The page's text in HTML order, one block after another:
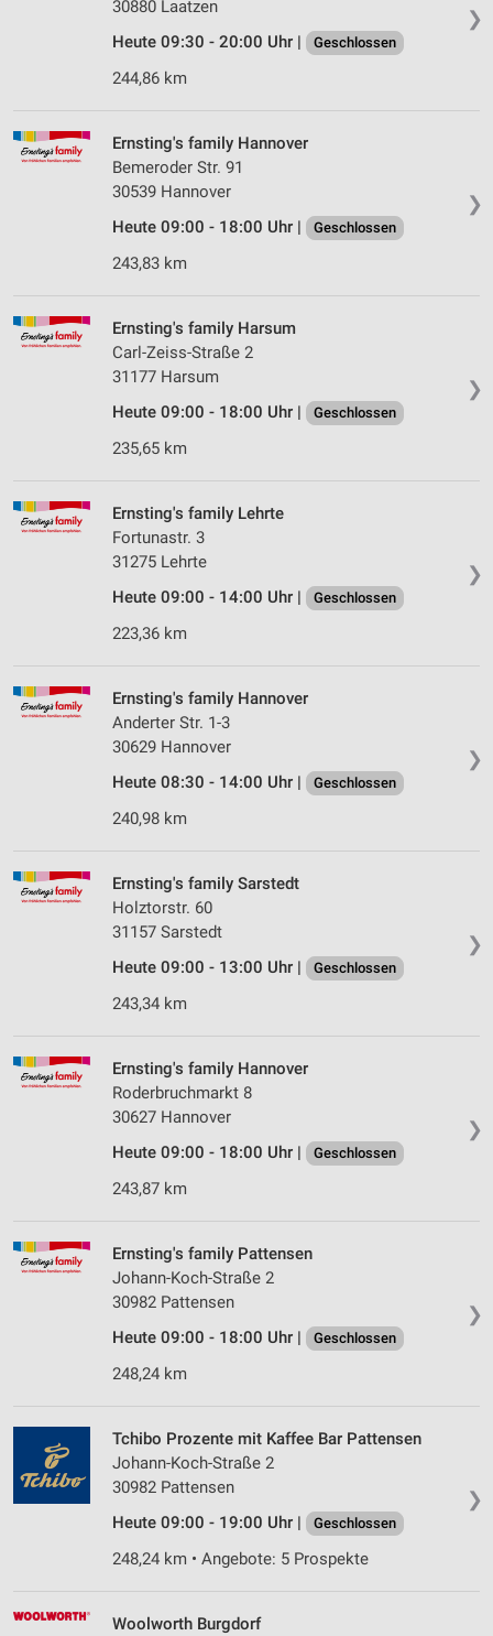
❯
30880 Laatzen
Heute 09:30 - 20:00 Uhr |
Geschlossen
244,86 km
❯
Ernsting's family Hannover
Bemeroder Str. 91
30539 Hannover
Heute 09:00 - 18:00 Uhr |
Geschlossen
243,83 km
❯
Ernsting's family Harsum
Carl-Zeiss-Straße 2
31177 Harsum
Heute 09:00 - 18:00 Uhr |
Geschlossen
235,65 km
❯
Ernsting's family Lehrte
Fortunastr. 3
31275 Lehrte
Heute 09:00 - 14:00 Uhr |
Geschlossen
223,36 km
❯
Ernsting's family Hannover
Anderter Str. 1-3
30629 Hannover
Heute 08:30 - 14:00 Uhr |
Geschlossen
240,98 km
❯
Ernsting's family Sarstedt
Holztorstr. 60
31157 Sarstedt
Heute 09:00 - 13:00 Uhr |
Geschlossen
243,34 km
❯
Ernsting's family Hannover
Roderbruchmarkt 8
30627 Hannover
Heute 09:00 - 18:00 Uhr |
Geschlossen
243,87 km
❯
Ernsting's family Pattensen
Johann-Koch-Straße 2
30982 Pattensen
Heute 09:00 - 18:00 Uhr |
Geschlossen
248,24 km
❯
Tchibo Prozente mit Kaffee Bar Pattensen
Johann-Koch-Straße 2
30982 Pattensen
Heute 09:00 - 19:00 Uhr |
Geschlossen
248,24 km • Angebote: 5 Prospekte
Woolworth Burgdorf